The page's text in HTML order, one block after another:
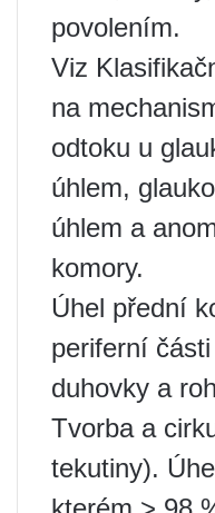
povolením.
Viz
na
odtoku u
úhlem,
úhlem a
komory.
Úhel přední
periferní
duhovky a
Tvorba a
tekutiny).